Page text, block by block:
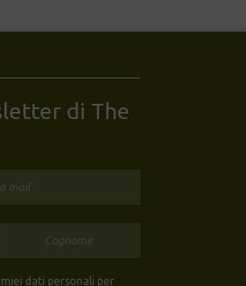
di The
dati personali per